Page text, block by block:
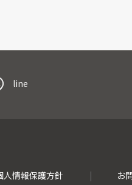
line
人情報保護方針 お